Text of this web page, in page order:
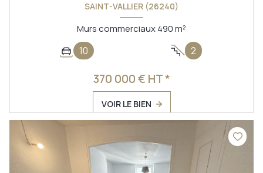
SAINT-VALLIER (26240)
Murs commerciaux 490 m²
10 2
370 000 € HT *
VOIR LE BIEN